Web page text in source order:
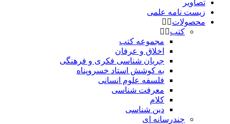
تصاویر
زیست نامه علمی
محصولات
کتب
مجموعه کتب
اخلاق و عرفان
جریان شناسی فکری و فرهنگی
به کوشش استاد خسروپناه
فلسفه علوم انسانی
معرفت شناسی
کلام
دین شناسی
چندرسانه ای